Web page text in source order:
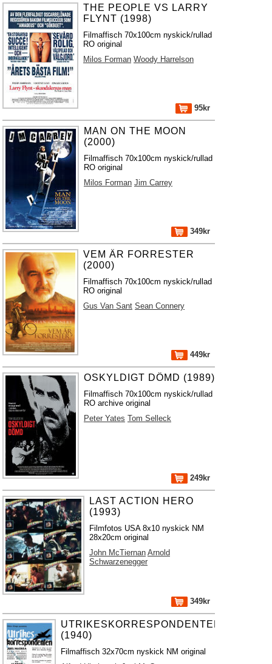
THE PEOPLE VS LARRY
FLYNT (1998)
Filmaffisch 70x100cm nyskick/rullad
RO original
Milos Forman Woody Harrelson
95kr
MAN ON THE MOON
(2000)
Filmaffisch 70x100cm nyskick/rullad
RO original
Milos Forman Jim Carrey
349kr
VEM ÄR FORRESTER
(2000)
Filmaffisch 70x100cm nyskick/rullad
RO original
Gus Van Sant Sean Connery
449kr
OSKYLDIGT DÖMD (1989)
Filmaffisch 70x100cm nyskick/rullad
RO archive original
Peter Yates Tom Selleck
249kr
LAST ACTION HERO
(1993)
Filmfotos USA 8x10 nyskick NM
28x20cm original
John McTiernan Arnold
Schwarzenegger
349kr
UTRIKESKORRESPONDENTEN
(1940)
Filmaffisch 32x70cm nyskick NM original